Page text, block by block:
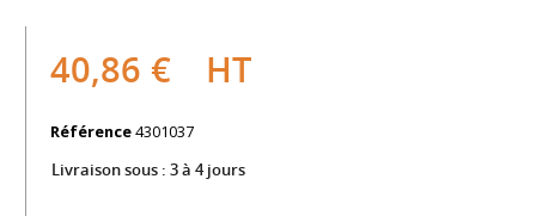
40,86 € HT
Référence4301037
Livraison sous : 3 à 4 jours